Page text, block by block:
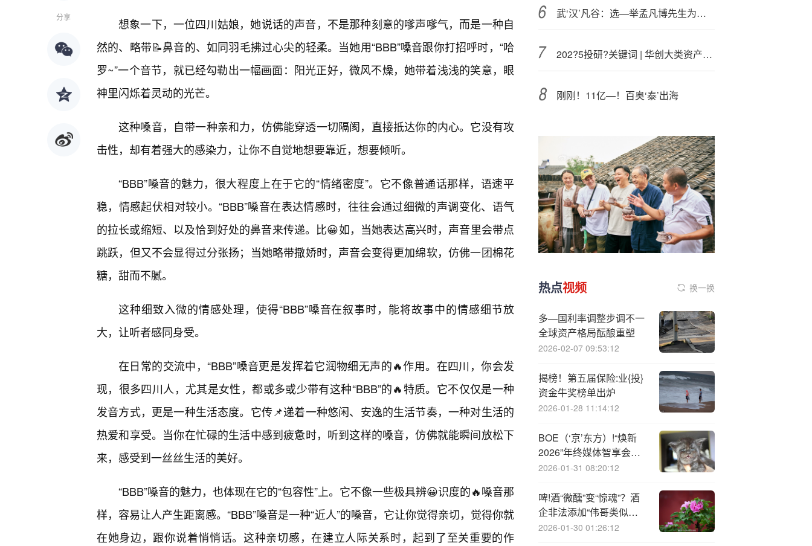
分享
想象一下，一位四川姑娘，她说话的声音，不是那种刻意的嗲声嗲气，而是一种自
然的、略带📝鼻音的、如同羽毛拂过心尖的轻柔。当她用“BBB”嗓音跟你打招呼时，“哈
罗~”一个音节，就已经勾勒出一幅画面：阳光正好，微风不燥，她带着浅浅的笑意，眼
神里闪烁着灵动的光芒。
这种嗓音，自带一种亲和力，仿佛能穿透一切隔阂，直接抵达你的内心。它没有攻
击性，却有着强大的感染力，让你不自觉地想要靠近，想要倾听。
“BBB”嗓音的魅力，很大程度上在于它的“情绪密度”。它不像普通话那样，语速平
稳，情感起伏相对较小。“BBB”嗓音在表达情感时，往往会通过细微的声调变化、语气
的拉长或缩短、以及恰到好处的鼻音来传递。比😀如，当她表达高兴时，声音里会带点
跳跃，但又不会显得过分张扬；当她略带撒娇时，声音会变得更加绵软，仿佛一团棉花
糖，甜而不腻。
这种细致入微的情感处理，使得“BBB”嗓音在叙事时，能将故事中的情感细节放
大，让听者感同身受。
在日常的交流中，“BBB”嗓音更是发挥着它润物细无声的🔥作用。在四川，你会发
现，很多四川人，尤其是女性，都或多或少带有这种“BBB”的🔥特质。它不仅仅是一种
发音方式，更是一种生活态度。它传📌递着一种悠闲、安逸的生活节奏，一种对生活的
热爱和享受。当你在忙碌的生活中感到疲惫时，听到这样的嗓音，仿佛就能瞬间放松下
来，感受到一丝丝生活的美好。
“BBB”嗓音的魅力，也体现在它的“包容性”上。它不像一些极具辨😀识度的🔥嗓音那
样，容易让人产生距离感。“BBB”嗓音是一种“近人”的嗓音，它让你觉得亲切，觉得你就
在她身边，跟你说着悄悄话。这种亲切感，在建立人际关系时，起到了至关重要的作
武‘汉’凡谷：选—举孟凡博先生为公司第八届董事会董事长
202?5投研?关键词 | 华创大类资产配置团队
刚刚！11亿—！百奥‘泰’出海
热点视频 换一换
多—国利率调整步调不一
全球资产格局酝酿重塑
2026-02-07 09:53:12
揭榜！第五届保险:业{投}
资金牛奖榜单出炉
2026-01-28 11:14:12
BOE（‘京’东方）!“焕新
2026”年终媒体智享会首
站落地上海 AI焕新重塑显
2026-01-31 08:20:12
啤!酒“微醺”变“惊魂”？酒
企非法添加“伟哥类似物
质”被重罚！专家解读食
2026-01-30 01:26:12